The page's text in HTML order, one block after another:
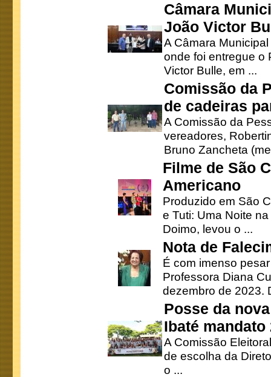
Câmara
João Victor
A Câmara
onde foi entregue o
Victor Bulle, em ...
Comissão da
de cadeiras
A Comissão da
vereadores,
Bruno Zancheta
Filme de São
Americano
Produzido em São
e Tuti: Uma Noite
Doimo, levou o ...
Nota de
É com imenso
Professora Diana
dezembro de 2023.
Posse da
Ibaté mandato
A Comissão
de escolha da
o ...